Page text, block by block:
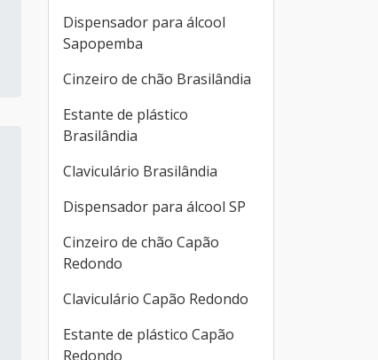
Dispensador para álcool
Sapopemba
Cinzeiro de chão Brasilândia
Estante de plástico
Brasilândia
Claviculário Brasilândia
Dispensador para álcool SP
Cinzeiro de chão Capão
Redondo
Claviculário Capão Redondo
Estante de plástico Capão
Redondo